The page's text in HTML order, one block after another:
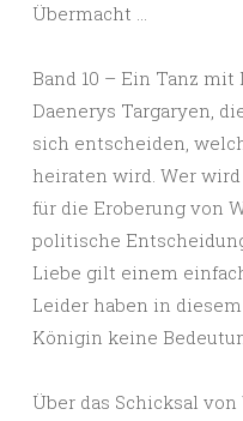
Übermacht …
Band 10 – Ein Tanz mit
Daenerys Targaryen,
sich entscheiden,
heiraten wird. Wer
für die Eroberung von
politische
Liebe gilt einem
Leider haben in
Königin keine
Über das Schicksal